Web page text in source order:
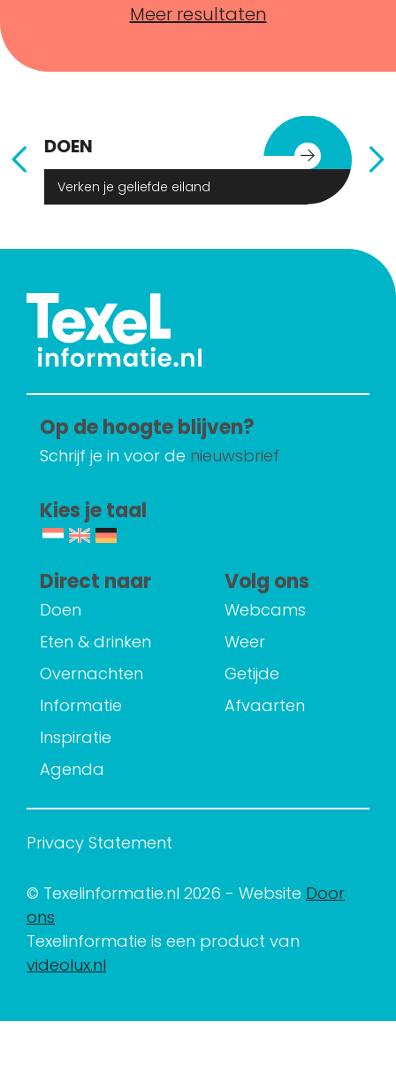
Meer resultaten
DOEN
Verken je geliefde eiland
Op de hoogte blijven?
Schrijf je in voor de nieuwsbrief
Kies je taal
Direct naar
Doen
Eten & drinken
Overnachten
Informatie
Inspiratie
Agenda
Volg ons
Webcams
Weer
Getijde
Afvaarten
Privacy Statement
© Texelinformatie.nl 2026 - Website Door
ons
Texelinformatie is een product van
videolux.nl